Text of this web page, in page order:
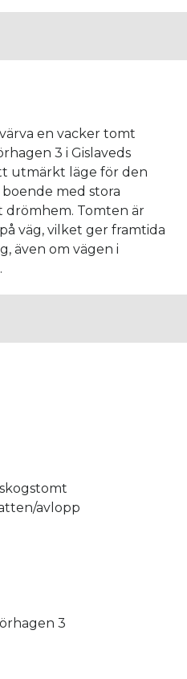
en vacker tomt
3 i Gislaveds
utmärkt läge för den
med stora
drömhem. Tomten är
väg, vilket ger framtida
även om vägen i
avlopp
3